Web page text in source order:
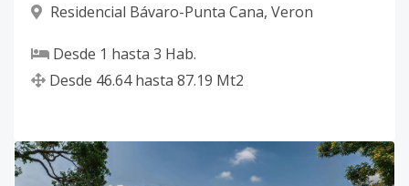
Residencial Bávaro-Punta Cana, Veron
Desde 1 hasta 3 Hab.
Desde 46.64 hasta 87.19 Mt2